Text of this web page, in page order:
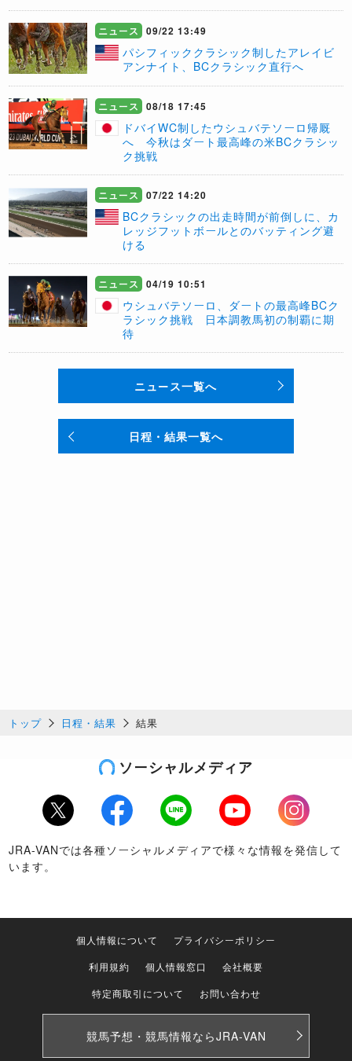
ニュース 09/22 13:49
パシフィッククラシック制したアレイビ
アンナイト、BCクラシック直行へ
ニュース 08/18 17:45
ドバイWC制したウシュバテソーロ帰厩
へ 今秋はダート最高峰の米BCクラシッ
ク挑戦
ニュース 07/22 14:20
BCクラシックの出走時間が前倒しに、カ
レッジフットボールとのバッティング避
ける
ニュース 04/19 10:51
ウシュバテソーロ、ダートの最高峰BCク
ラシック挑戦 日本調教馬初の制覇に期
待
ニュース一覧へ
日程・結果一覧へ
トップ 日程・結果 結果
ソーシャルメディア
Twitter Facebook LINE Youtube
Instagram
JRA-VANでは各種ソーシャルメディアで様々な情報を発信して
います。
個人情報について
プライバシーポリシー
利用規約
個人情報窓口
会社概要
特定商取引について
お問い合わせ
競馬予想・競馬情報ならJRA-VAN